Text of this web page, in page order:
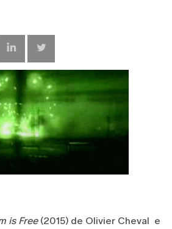
is Free(2015) de Olivier Cheval e